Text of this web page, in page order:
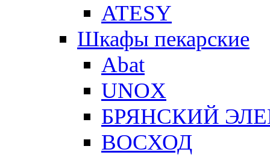
ATESY
Шкафы пекарские
Abat
UNOX
БРЯНСКИЙ
ВОСХОД